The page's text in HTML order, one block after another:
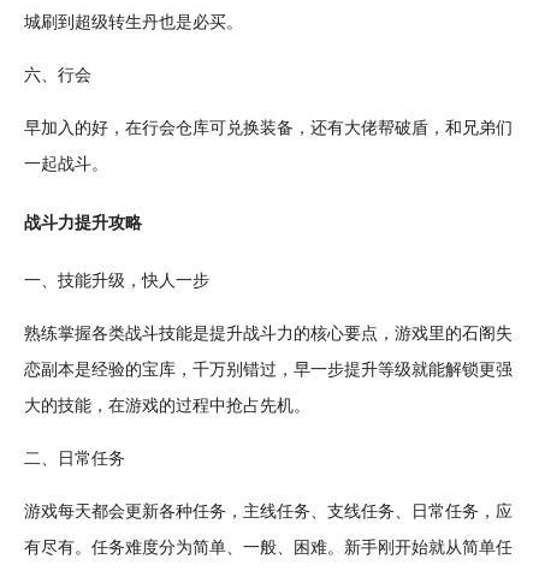
城刷到超级转生丹也是必买。
六、行会
早加入的好，在行会仓库可兑换装备，还有大佬帮破盾，和兄弟们
一起战斗。
战斗力提升攻略
一、 技能升级，快人一步
熟练掌握各类战斗技能是提升战斗力的核心要点，游戏里的石阁失
恋副本是经验的宝库，千万别错过，早一步提升等级就能解锁更强
大的技能，在游戏的过程中抢占先机。
二、日常任务
游戏每天都会更新各种任务，主线任务、支线任务、日常任务，应
有尽有。任务难度分为简单、一般、困难。新手刚开始就从简单任